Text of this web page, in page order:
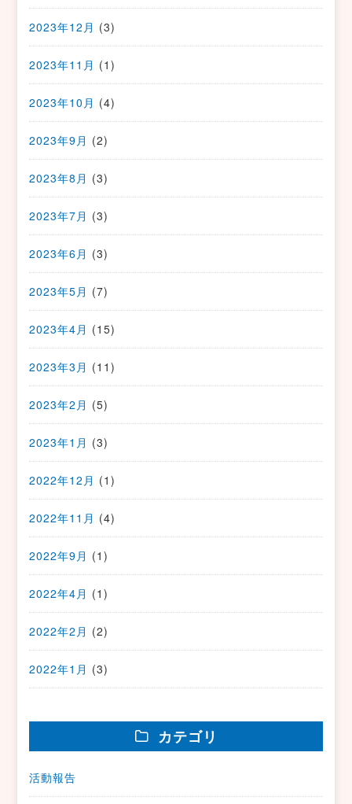
2023年12月 (3)
2023年11月 (1)
2023年10月 (4)
2023年9月 (2)
2023年8月 (3)
2023年7月 (3)
2023年6月 (3)
2023年5月 (7)
2023年4月 (15)
2023年3月 (11)
2023年2月 (5)
2023年1月 (3)
2022年12月 (1)
2022年11月 (4)
2022年9月 (1)
2022年4月 (1)
2022年2月 (2)
2022年1月 (3)
カテゴリ
活動報告